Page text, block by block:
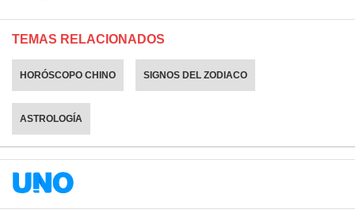
TEMAS RELACIONADOS
HORÓSCOPO CHINO SIGNOS DEL ZODIACO
ASTROLOGÍA